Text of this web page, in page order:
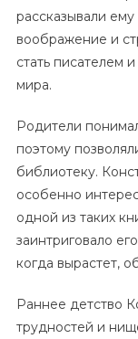
рассказывали
воображение и
стать писателем
мира.
Родители
поэтому
библиотеку.
особенно
одной из таких
заинтриговало
когда вырастет,
Раннее детство
трудностей и